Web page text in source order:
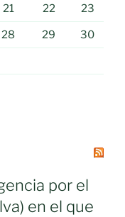
21 22 23
28 29 30
por el
en el que